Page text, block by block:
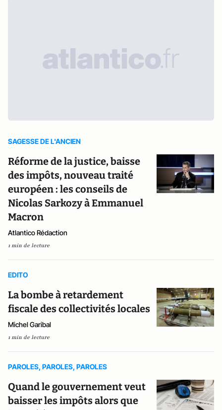
SAGESSE DE L'ANCIEN
Réforme de la justice, baisse
des impôts, nouveau traité
européen : les conseils de
Nicolas Sarkozy à Emmanuel
Macron
Atlantico Rédaction
1 min de lecture
EDITO
La bombe à retardement
fiscale des collectivités locales
Michel Garibal
1 min de lecture
PAROLES, PAROLES, PAROLES
Quand le gouvernement veut
baisser les impôts alors que